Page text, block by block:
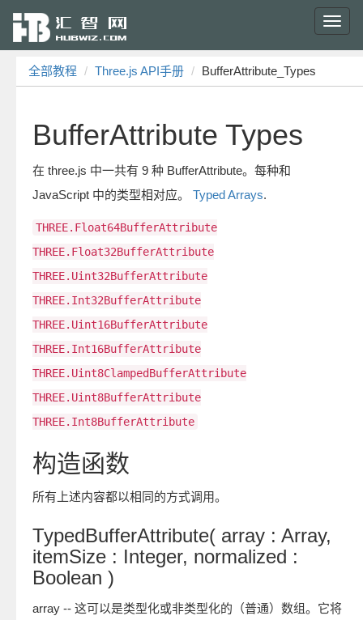
全部教程 Three.js API手册 BufferAttribute_Types
BufferAttribute Types
在 three.js 中一共有 9 种 BufferAttribute。每种和
JavaScript 中的类型相对应。 Typed Arrays.
THREE.Float64BufferAttribute
THREE.Float32BufferAttribute
THREE.Uint32BufferAttribute
THREE.Int32BufferAttribute
THREE.Uint16BufferAttribute
THREE.Int16BufferAttribute
THREE.Uint8ClampedBufferAttribute
THREE.Uint8BufferAttribute
THREE.Int8BufferAttribute
构造函数
所有上述内容都以相同的方式调用。
TypedBufferAttribute( array : Array,
itemSize : Integer, normalized :
Boolean )
array -- 这可以是类型化或非类型化的（普通）数组。它将